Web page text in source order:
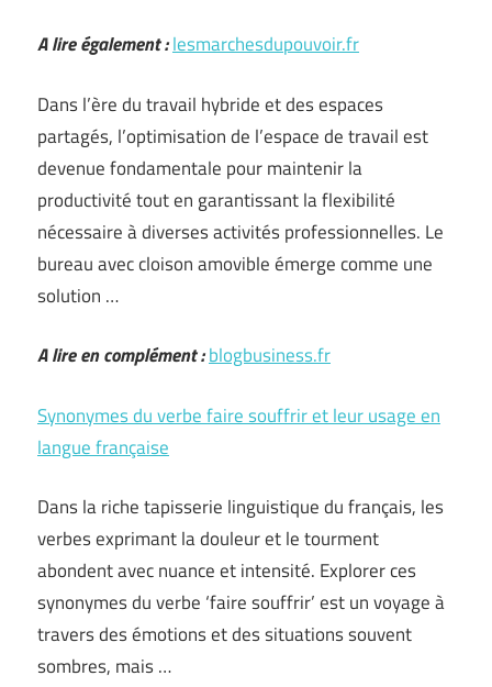
A lire également :lesmarchesdupouvoir.fr
Dans l’ère du travail hybride et des espaces
partagés, l’optimisation de l’espace de travail est
devenue fondamentale pour maintenir la
productivité tout en garantissant la flexibilité
nécessaire à diverses activités professionnelles. Le
bureau avec cloison amovible émerge comme une
solution …
A lire en complément :blogbusiness.fr
Synonymes du verbe faire souffrir et leur usage en
langue française
Dans la riche tapisserie linguistique du français, les
verbes exprimant la douleur et le tourment
abondent avec nuance et intensité. Explorer ces
synonymes du verbe ‘faire souffrir’ est un voyage à
travers des émotions et des situations souvent
sombres, mais …